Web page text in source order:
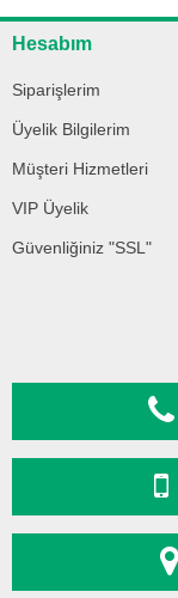
Hesabım
Siparişlerim
Üyelik Bilgilerim
Müşteri Hizmetleri
VIP Üyelik
Güvenliğiniz "SSL"